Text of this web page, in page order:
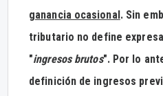
ganancia ocasional. Sin
tributario no define
"ingresos brutos". Por lo
definición de ingresos